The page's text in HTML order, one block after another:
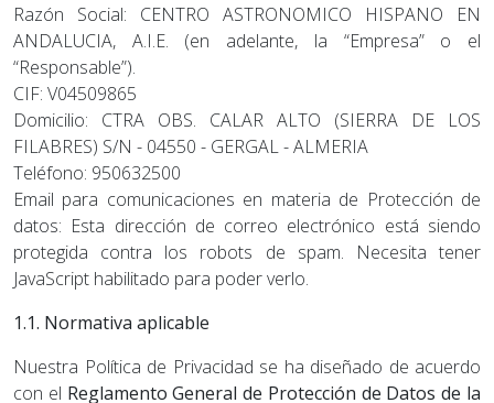
Razón Social: CENTRO ASTRONOMICO HISPANO EN
ANDALUCIA, A.I.E. (en adelante, la “Empresa” o el
“Responsable”).
CIF: V04509865
Domicilio: CTRA OBS. CALAR ALTO (SIERRA DE LOS
FILABRES) S/N - 04550 - GERGAL - ALMERIA
Teléfono: 950632500
Email para comunicaciones en materia de Protección de
datos: Esta dirección de correo electrónico está siendo
protegida contra los robots de spam. Necesita tener
JavaScript habilitado para poder verlo.
1.1. Normativa aplicable
Nuestra Política de Privacidad se ha diseñado de acuerdo
con el Reglamento General de Protección de Datos de la